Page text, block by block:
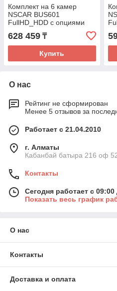
Комплект на 6 камер
NSCAR BUS601
FullHD_HDD с опциями
4G+GPS/Глонасс
628 459 ₸
Купить
О нас
Рейтинг не сформирован
Менее 5 отзывов за
Работает с 21.04.2010
г. Алматы
Кабанбай батыра 216 оф
Контакты
Сегодня работает с 09:00
Показать весь график
О нас
Контакты
Доставка и оплата